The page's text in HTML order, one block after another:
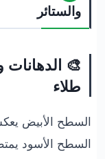
والستائر
🎨 الدهانات
طلاء